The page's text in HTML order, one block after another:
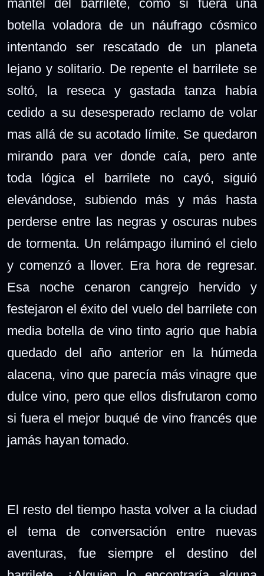
mantel del barrilete, como si fuera una
botella voladora de un náufrago cósmico
intentando ser rescatado de un planeta
lejano y solitario. De repente el barrilete se
soltó, la reseca y gastada tanza había
cedido a su desesperado reclamo de volar
mas allá de su acotado límite. Se quedaron
mirando para ver donde caía, pero ante
toda lógica el barrilete no cayó, siguió
elevándose, subiendo más y más hasta
perderse entre las negras y oscuras nubes
de tormenta. Un relámpago iluminó el cielo
y comenzó a llover. Era hora de regresar.
Esa noche cenaron cangrejo hervido y
festejaron el éxito del vuelo del barrilete con
media botella de vino tinto agrio que había
quedado del año anterior en la húmeda
alacena, vino que parecía más vinagre que
dulce vino, pero que ellos disfrutaron como
si fuera el mejor buqué de vino francés que
jamás hayan tomado.
El resto del tiempo hasta volver a la ciudad
el tema de conversación entre nuevas
aventuras, fue siempre el destino del